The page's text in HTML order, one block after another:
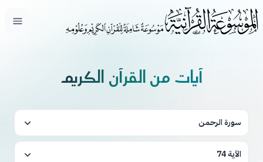
فتح
آيات من القرآن الكريم
سورة الرحمن
الآية 74